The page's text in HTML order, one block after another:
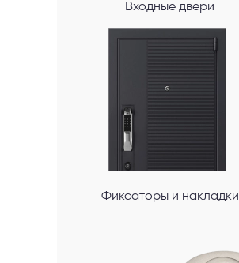
Входные двери
Фиксаторы и накладки